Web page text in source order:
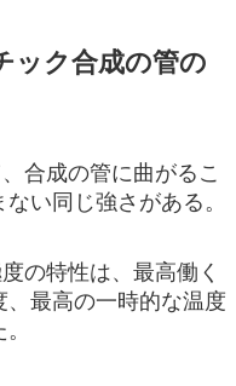
ック合成の管の
合成の管に曲がるこ
い同じ強さがある。
の特性は、最高働く
最高の一時的な温度